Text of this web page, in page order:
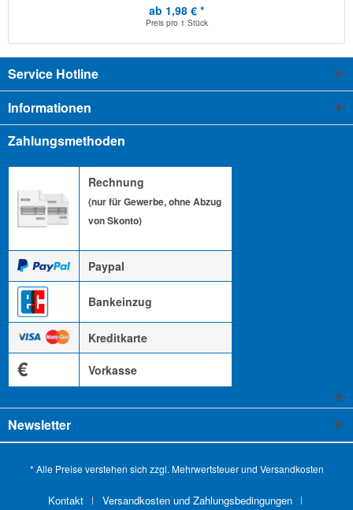
ab 1,98 € *
Preis pro 1 Stück
Service Hotline
Informationen
Zahlungsmethoden
Rechnung
(nur für Gewerbe, ohne Abzug
von Skonto)
Paypal
Bankeinzug
Kreditkarte
€ Vorkasse
Newsletter
* Alle Preise verstehen sich zzgl. Mehrwertsteuer und Versandkosten
Kontakt Versandkosten und Zahlungsbedingungen